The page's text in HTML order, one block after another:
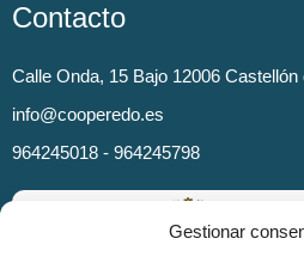
Gestionar
Contacto
Calle Onda, 15 Bajo 12006 Castellón
info@cooperedo.es
964245018 - 964245798